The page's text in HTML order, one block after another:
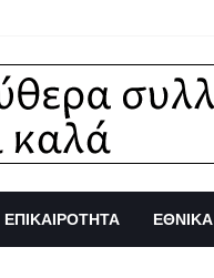
ΕΠΙΚΑΙΡΟΤΗΤΑ ΕΘΝΙΚΑ